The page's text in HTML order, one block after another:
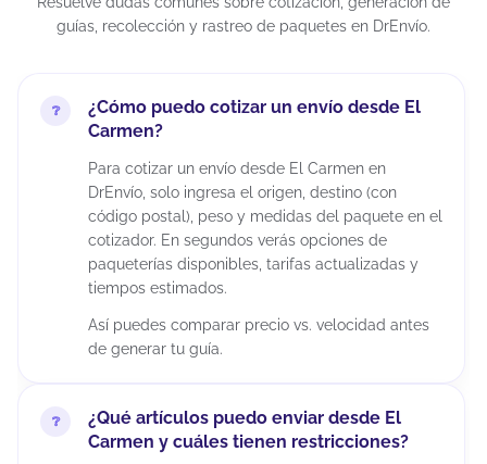
guías, recolección y rastreo de paquetes en DrEnvío.
¿Cómo puedo cotizar un envío desde El
Carmen?
Para cotizar un envío desde El Carmen en
DrEnvío, solo ingresa el origen, destino (con
código postal), peso y medidas del paquete en el
cotizador. En segundos verás opciones de
paqueterías disponibles, tarifas actualizadas y
tiempos estimados.
Así puedes comparar precio vs. velocidad antes
de generar tu guía.
¿Qué artículos puedo enviar desde El
Carmen y cuáles tienen restricciones?